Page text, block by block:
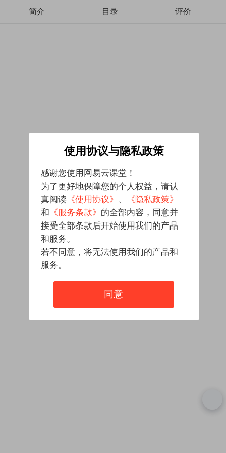
简介 目录 评价
使用协议与隐私政策
感谢您使用网易云课堂！
为了更好地保障您的个人权益，请认
真阅读 《使用协议》 、
《隐私政策》
和 《服务条款》 的全部内容，同意并
接受全部条款后开始使用我们的产品
和服务。
若不同意，将无法使用我们的产品和
服务。
同意